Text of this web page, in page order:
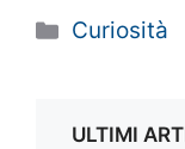
Categorie
Curiosità
ULTIMI